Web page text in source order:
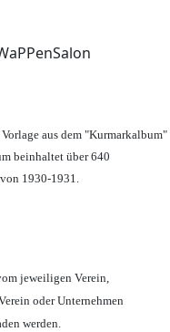
aus dem "Kurmarkalbum"
beinhaltet über 640
1930-1931.
jeweiligen Verein,
oder Unternehmen
werden.